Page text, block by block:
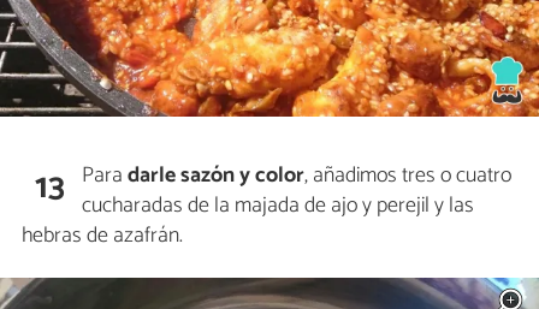
13 Paradarle sazón y color, añadimos tres o cuatro
cucharadas de la majada de ajo y perejil y las
hebras de azafrán.